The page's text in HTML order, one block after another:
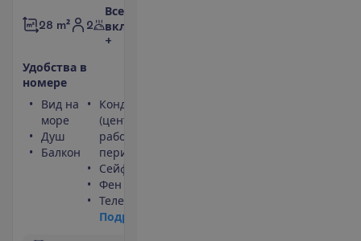
28 m² 2
Все
включено
+
Удобства в
номере
Вид на
море
Душ
Балкон
Кондиционер
(центральный,
работает
периодически)
Сейф
Фен
Телевизор
Подр